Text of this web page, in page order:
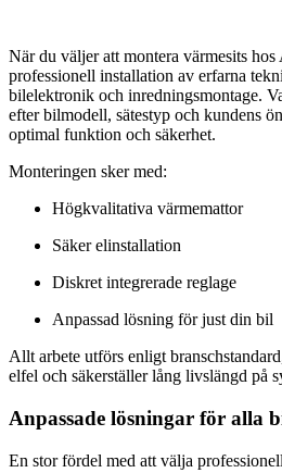
När du väljer att montera värmesits
professionell installation av erfarna
bilelektronik och inredningsmontage.
efter bilmodell, sätestyp och kundens
optimal funktion och säkerhet.
Monteringen sker med:
Högkvalitativa värmemattor
Säker elinstallation
Diskret integrerade reglage
Anpassad lösning för just din bil
Allt arbete utförs enligt
elfel och säkerställer lång livslängd på
Anpassade lösningar för alla
En stor fördel med att välja